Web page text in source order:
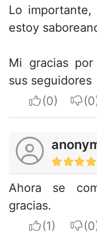
Lo
estoy
Mi gracias
sus seguidores
I
I
Ahora se
gracias.
I
I